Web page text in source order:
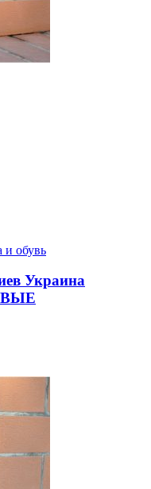
и обувь
Украина